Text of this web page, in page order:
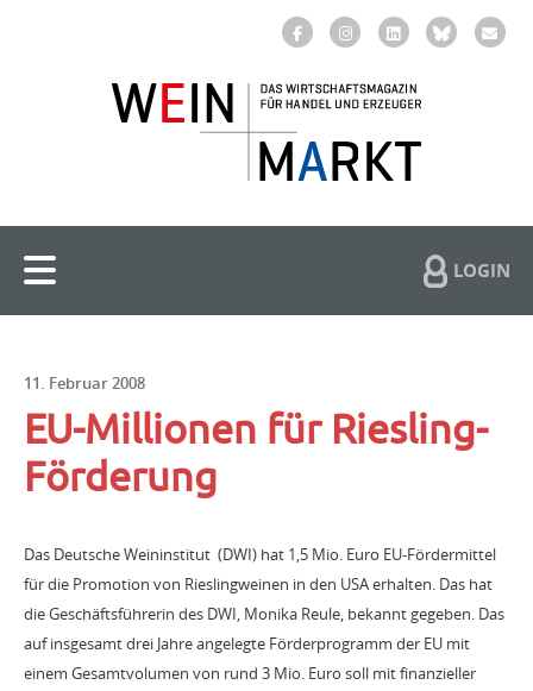
LOGIN
11. Februar 2008
EU-Millionen für Riesling-
Förderung
Das Deutsche Weininstitut (DWI) hat 1,5 Mio. Euro EU-Fördermittel
für die Promotion von Rieslingweinen in den USA erhalten. Das hat
die Geschäftsführerin des DWI, Monika Reule, bekannt gegeben. Das
auf insgesamt drei Jahre angelegte Förderprogramm der EU mit
einem Gesamtvolumen von rund 3 Mio. Euro soll mit finanzieller